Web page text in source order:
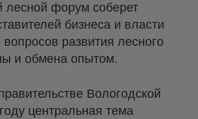
форум соберет
бизнеса и власти
развития лесного
и обмена опытом.
Вологодской
центральная тема